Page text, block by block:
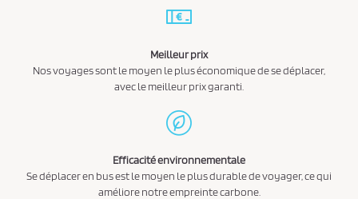
Meilleur prix
Nos voyages sont le moyen le plus économique de se déplacer,
avec le meilleur prix garanti.
Efficacité environnementale
Se déplacer en bus est le moyen le plus durable de voyager, ce qui
améliore notre empreinte carbone.